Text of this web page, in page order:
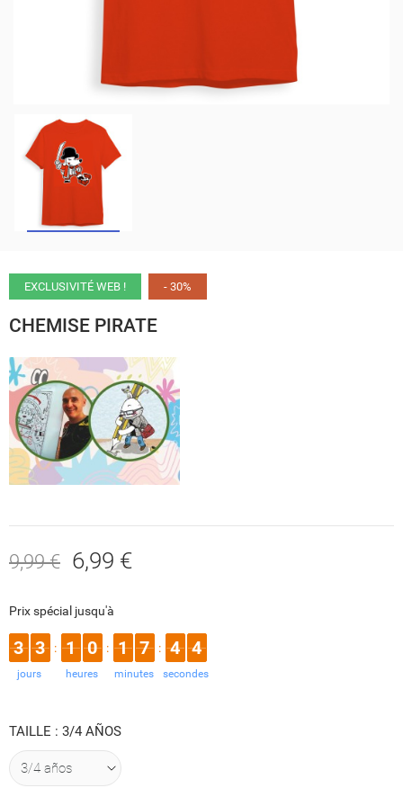
EXCLUSIVITÉ WEB ! - 30%
CHEMISE PIRATE
9,99 € 6,99 €
Prix spécial jusqu'à
3 3
jours
: 1 0
heures
: 1 7
minutes
: 4 4
secondes
TAILLE : 3/4 AÑOS